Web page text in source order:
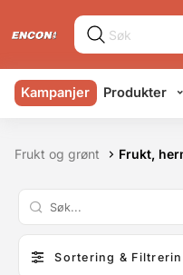
Kampanjer Produkter
Frukt og grønt Frukt,
Sortering &